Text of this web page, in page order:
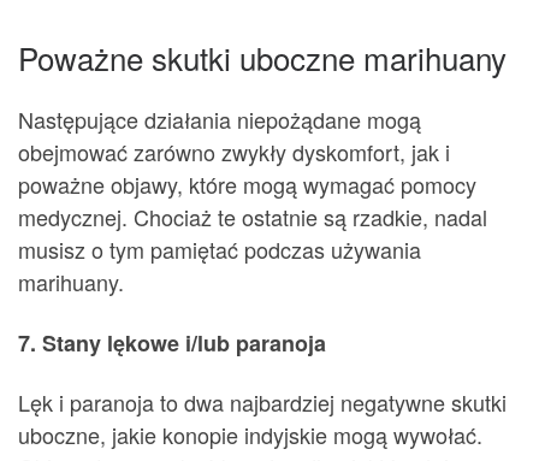
Poważne skutki uboczne marihuany
Następujące działania niepożądane mogą
obejmować zarówno zwykły dyskomfort, jak i
poważne objawy, które mogą wymagać pomocy
medycznej. Chociaż te ostatnie są rzadkie, nadal
musisz o tym pamiętać podczas używania
marihuany.
7. Stany lękowe i/lub paranoja
Lęk i paranoja to dwa najbardziej negatywne skutki
uboczne, jakie konopie indyjskie mogą wywołać.